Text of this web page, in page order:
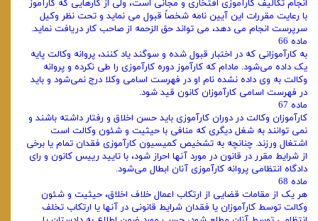
انجام تکالیف کارآموزی افتخاری و مجانی است، ولی از کارهایی که کارآموز
با رعایت مقررات این آیین نامه شخصاً قبول می‌ نماید و تحت نظر وکیل
سرپرست انجام می ‌دهد، می ‌تواند حق ‌الزحمه از صاحب کار دریافت نماید.
ماده 66
به کارآموزانی که در اختبار قبول شده و سوگند یاد کنند، پروانه وکالت پایه
یک داده می‌شود. مادام که کارآموز دوره کارآموزی را طی نکرده و پروانه
وکالت به وی داده نشده نام او در فهرست اسامی وکلا درج نمی‌شود و باید
در فهرست اسامی کارآموزان کانون قید شود.
ماده 67
کارآموزان وکالت در دوران کارآموزی باید حسن اخلاق و رفتار داشته باشند و
نمی ‌توانند به شغل دیگری که منافی با حیثیت و شئون وکالت است
اشتغال ورزند. چنانچه به تشخیص کمیسیون کارآموزی فقدان تمام یا برخی
از شرایط مقرر در قانون در مورد آنها احراز شود، با تایید رییس کانون و رای
دادگاه انتظامی پروانه کارآموزی آنان ابطال می‌شود.
ماده 68
هر یک از مقامات قضایی از ارتکاب اعمال خلاف اخلاق، حیثیت و شئون
وکالت توسط کارآموزان یا فقدان شرایط قانونی در آنها یا ارتکاب تخلف